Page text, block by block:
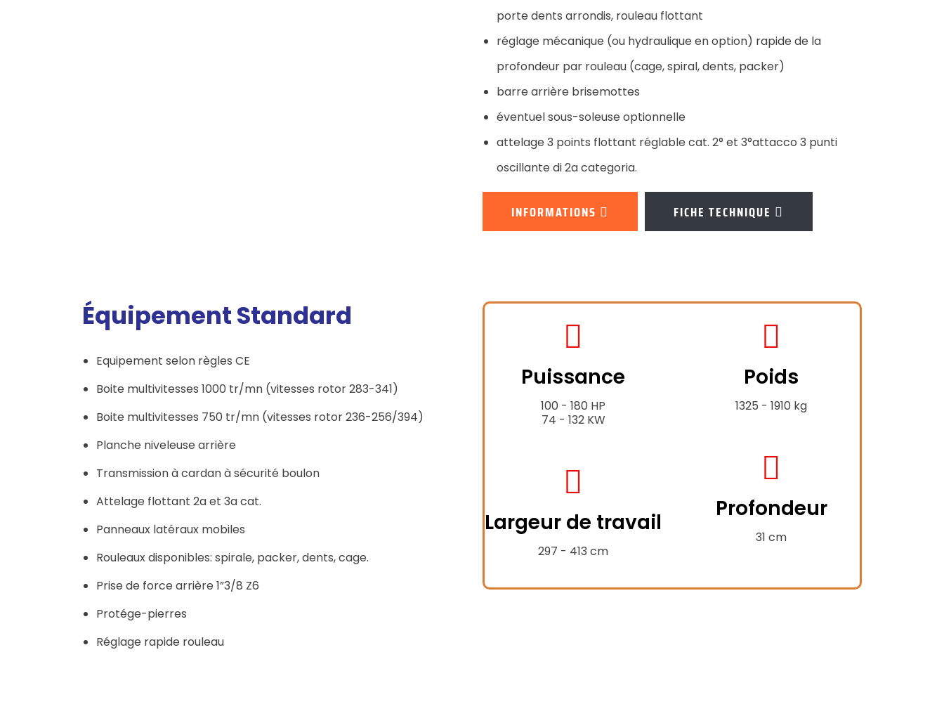
porte dents arrondis, rouleau flottant
réglage mécanique (ou hydraulique en option) rapide de la
profondeur par rouleau (cage, spiral, dents, packer)
barre arrière brisemottes
éventuel sous-soleuse optionnelle
attelage 3 points flottant réglable cat. 2° et 3°attacco 3 punti
oscillante di 2a categoria.
INFORMATIONS FICHE TECHNIQUE
Équipement Standard
Equipement selon règles CE
Boite multivitesses 1000 tr/mn (vitesses rotor 283-341)
Boite multivitesses 750 tr/mn (vitesses rotor 236-256/394)
Planche niveleuse arrière
Transmission à cardan à sécurité boulon
Attelage flottant 2a et 3a cat.
Panneaux latéraux mobiles
Rouleaux disponibles: spirale, packer, dents, cage.
Prise de force arrière 1”3/8 Z6
Protége-pierres
Réglage rapide rouleau
tractor
Puissance
100 - 180 HP
74 - 132 KW
expand-
alt
Largeur de travail
297 - 413 cm
weight-
hanging
Poids
1325 - 1910 kg
compress-
alt
Profondeur
31 cm